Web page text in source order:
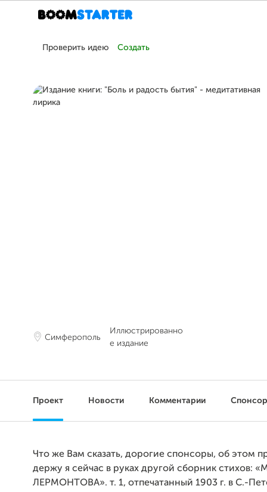
Проверить идею Создать
Симферополь
Иллюстрированно
е издание
Проект Новости Комментарии
Что же Вам сказать, дорогие спонсоры, об этом
держу я сейчас в руках другой сборник стихов:
ЛЕРМОНТОВА». т. 1, отпечатанный 1903 г. в С.-